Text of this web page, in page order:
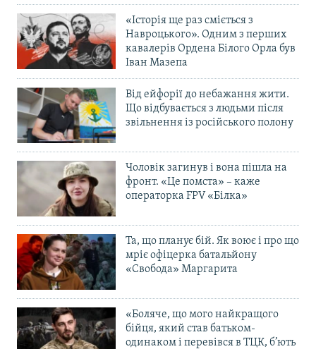
«Історія ще раз сміється з
Навроцького». Одним з перших
кавалерів Ордена Білого Орла був
Іван Мазепа
Від ейфорії до небажання жити.
Що відбувається з людьми після
звільнення із російського полону
Чоловік загинув і вона пішла на
фронт. «Це помста» – каже
операторка FPV «Білка»
Та, що планує бій. Як воює і про що
мріє офіцерка батальйону
«Свобода» Маргарита
«Боляче, що мого найкращого
бійця, який став батьком-
одинаком і перевівся в ТЦК, б’ють